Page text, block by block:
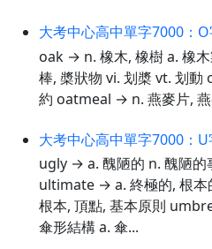
大考中心高中單字7000：
oak → n. 橡木, 橡樹 a. 橡
棒, 槳狀物 vi. 划槳 vt. 划
約 oatmeal → n. 燕麥片,
大考中心高中單字7000：
ugly → a. 醜陋的 n. 醜陋
ultimate → a. 終極的, 根本
根本, 頂點, 基本原則
傘形結構 a. 傘...